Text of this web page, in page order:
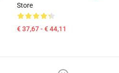
Store
€ 37,67 - € 44,11